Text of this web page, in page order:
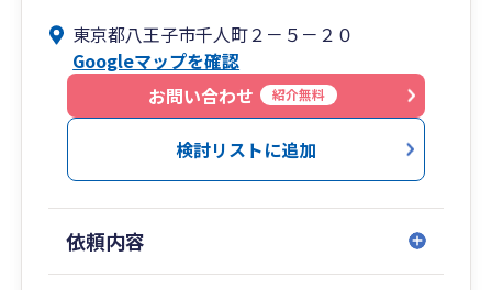
東京都八王子市千人町２－５－２０
Googleマップを確認
お問い合わせ
紹介無料
検討リストに追加
依頼内容